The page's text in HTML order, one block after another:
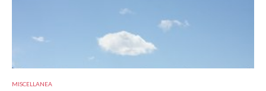
MISCELLANEA